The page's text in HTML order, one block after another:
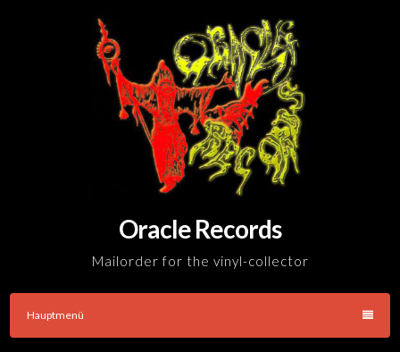
Oracle Records
Mailorder for the vinyl-collector
Hauptmenü